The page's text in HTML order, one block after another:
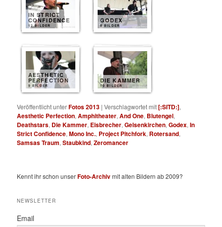
IN STRICT
CONFIDENCE
12 BILDER
GODEX
8 BILDER
AESTHETIC
PERFECTION
9 BILDER
DIE KAMMER
10 BILDER
Veröffentlicht unterFotos 2013 |Verschlagwortet mit[:SITD:],
Aesthetic Perfection,Amphitheater,And One, Blutengel,
Deathstars, Die Kammer, Eisbrecher,Gelsenkirchen,Godex,In
Strict Confidence,Mono Inc., Project Pitchfork, Rotersand,
Samsas Traum,Staubkind,Zeromancer
Kennt ihr schon unserFoto-Archivmit alten Bildern ab 2009?
NEWSLETTER
Email